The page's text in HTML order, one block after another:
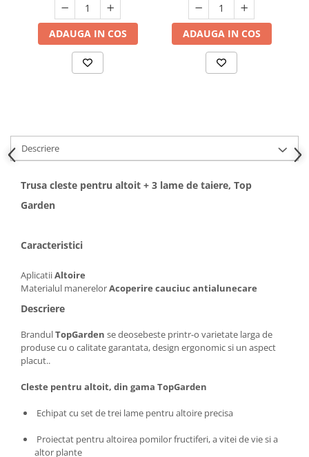
Hote bucatarie
Consumabile
Hote cupolare
Hote telescopice
Hote traditionale
Accesorii masini de spalat &
uscatoare
Masini de spalat rufe cu uscator
Uscatoare de rufe
Masini de spalat vase
Masini de spalat vase
independente
Pachete Incorporabile
Pirostrii & Arzatoare
Plasa umbrire
ADAUGA IN COS ADAUGA IN COS
Descriere
Trusa cleste pentru altoit + 3 lame de taiere, Top
Garden
Caracteristici
AplicatiiAltoire
Materialul manerelorAcoperire cauciuc antialunecare
Descriere
BrandulTopGarden se deosebeste printr-o varietate larga de
produse cu o calitate garantata, design ergonomic si un aspect
placut..
Cleste pentru altoit, din gama TopGarden
Echipat cu set de trei lame pentru altoire precisa
Proiectat pentru altoirea pomilor fructiferi, a vitei de vie si a
altor plante